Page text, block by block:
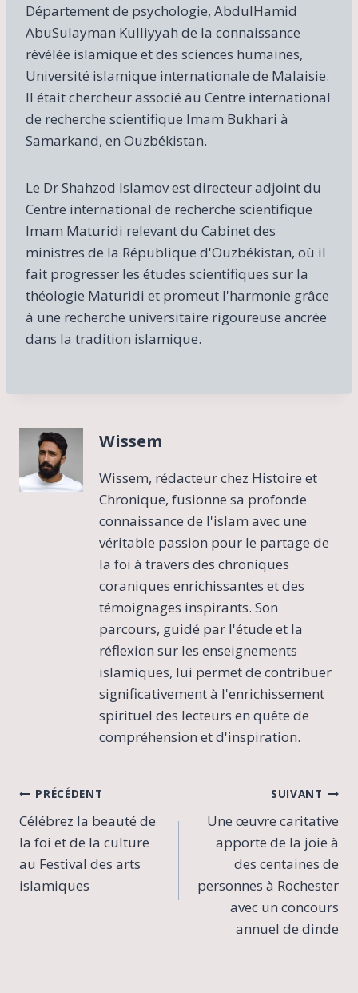
Département de psychologie, AbdulHamid
AbuSulayman Kulliyyah de la connaissance
révélée islamique et des sciences humaines,
Université islamique internationale de Malaisie.
Il était chercheur associé au Centre international
de recherche scientifique Imam Bukhari à
Samarkand, en Ouzbékistan.
Le Dr Shahzod Islamov est directeur adjoint du
Centre international de recherche scientifique
Imam Maturidi relevant du Cabinet des
ministres de la République d'Ouzbékistan, où il
fait progresser les études scientifiques sur la
théologie Maturidi et promeut l'harmonie grâce
à une recherche universitaire rigoureuse ancrée
dans la tradition islamique.
Wissem
Wissem, rédacteur chez Histoire et
Chronique, fusionne sa profonde
connaissance de l'islam avec une
véritable passion pour le partage de
la foi à travers des chroniques
coraniques enrichissantes et des
témoignages inspirants. Son
parcours, guidé par l'étude et la
réflexion sur les enseignements
islamiques, lui permet de contribuer
significativement à l'enrichissement
spirituel des lecteurs en quête de
compréhension et d'inspiration.
Navigation
de
l’article
PRÉCÉDENT
Célébrez la beauté de
la foi et de la culture
au Festival des arts
islamiques
SUIVANT
Une œuvre caritative
apporte de la joie à
des centaines de
personnes à Rochester
avec un concours
annuel de dinde